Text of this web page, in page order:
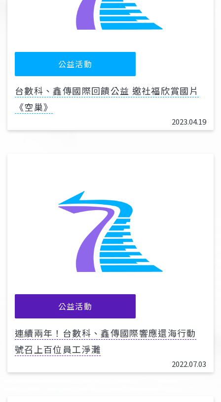
公益活動
台數科、鑫傳國際回饋公益 邀社福欣賞國片
《空巢》
2023.04.19
公益活動
連續兩年！台數科、鑫傳國際響應還海行動
號召上百位員工淨灘
2022.07.03